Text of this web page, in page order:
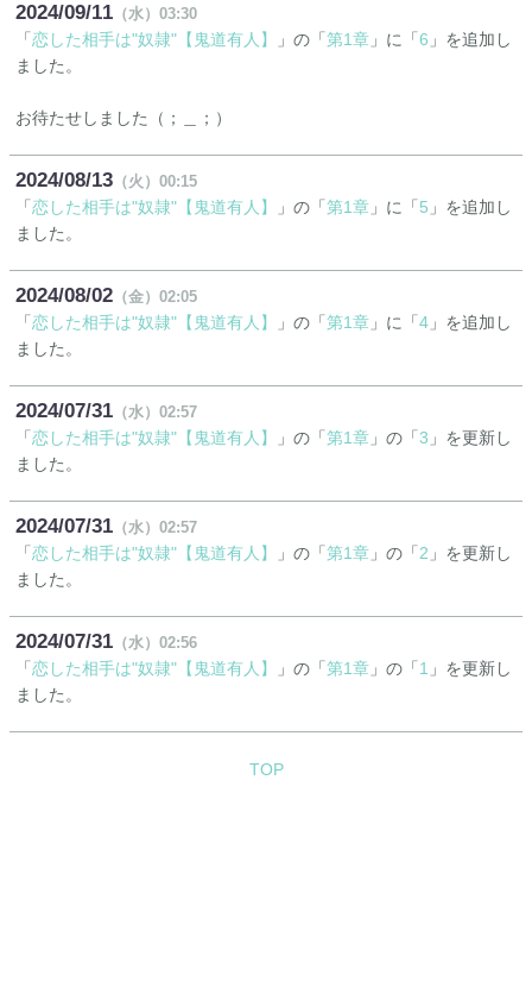
2024 09 11 （水） 03:30
「 恋した相手は"奴隷"【鬼道有人】 」の「 第1章 」に「 6 」を追加し
ました。
お待たせしました（；＿；）
2024 08 13 （火） 00:15
「 恋した相手は"奴隷"【鬼道有人】 」の「 第1章 」に「 5 」を追加し
ました。
2024 08 02 （金） 02:05
「 恋した相手は"奴隷"【鬼道有人】 」の「 第1章 」に「 4 」を追加し
ました。
2024 07 31 （水） 02:57
「 恋した相手は"奴隷"【鬼道有人】 」の「 第1章 」の「 3 」を更新し
ました。
2024 07 31 （水） 02:57
「 恋した相手は"奴隷"【鬼道有人】 」の「 第1章 」の「 2 」を更新し
ました。
2024 07 31 （水） 02:56
「 恋した相手は"奴隷"【鬼道有人】 」の「 第1章 」の「 1 」を更新し
ました。
TOP